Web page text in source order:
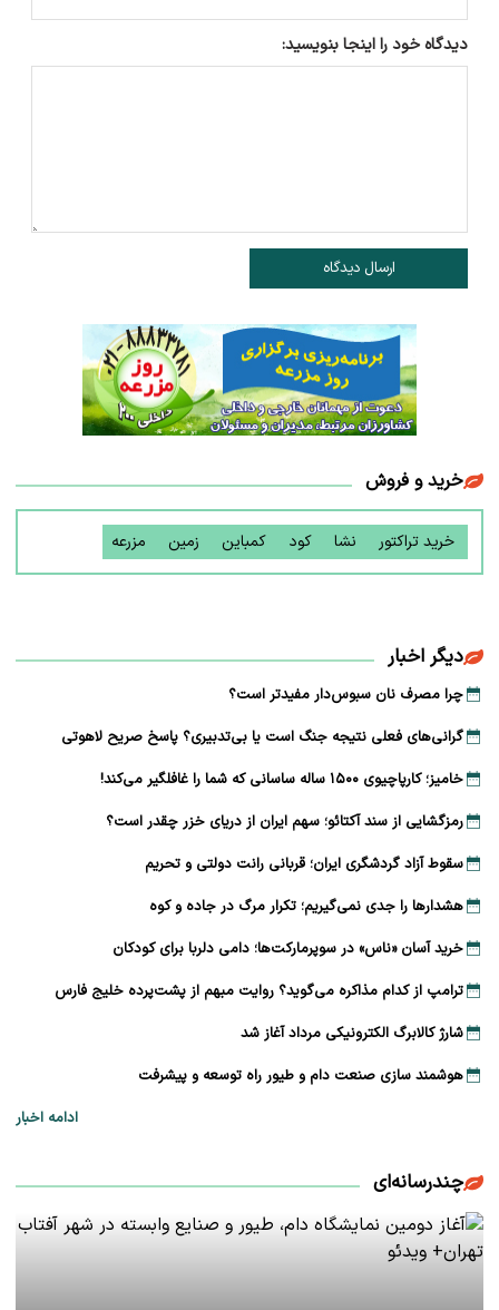
دیدگاه خود را اینجا بنویسید:
ارسال دیدگاه
خرید و فروش
خرید تراکتور نشا کود کمباین زمین مزرعه
دیگر اخبار
چرا مصرف نان سبوس‌دار مفیدتر است؟
گرانی‌های فعلی نتیجه جنگ است یا بی‌تدبیری؟ پاسخ صریح لاهوتی
خامیز؛ کارپاچیوی ۱۵۰۰ ساله ساسانی که شما را غافلگیر می‌کند!
رمزگشایی از سند آکتائو؛ سهم ایران از دریای خزر چقدر است؟
سقوط آزاد گردشگری ایران؛ قربانی رانت دولتی و تحریم
هشدارها را جدی نمی‌گیریم؛ تکرار مرگ در جاده و کوه
خرید آسان «ناس» در سوپرمارکت‌ها؛ دامی دلربا برای کودکان
ترامپ از کدام مذاکره می‌گوید؟ روایت مبهم از پشت‌پرده خلیج فارس
شارژ کالابرگ الکترونیکی مرداد آغاز شد
هوشمند سازی صنعت دام و طیور راه توسعه و پیشرفت
ادامه اخبار
چندرسانه‌ای